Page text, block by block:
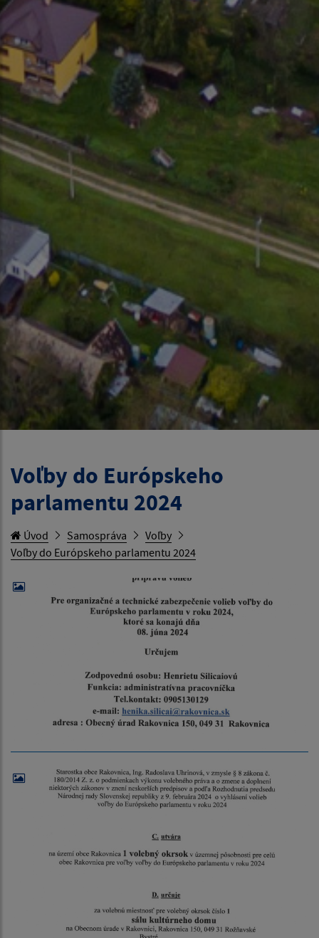
Voľby do Európskeho
parlamentu 2024
Úvod Samospráva
Voľby
Voľby do Európskeho parlamentu 2024